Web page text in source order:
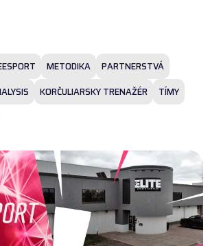
METODIKA
PARTNERSTVÁ
KORČULIARSKY TRENAŽÉR
TÍMY